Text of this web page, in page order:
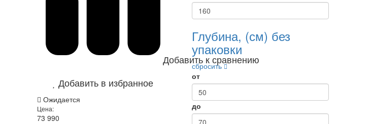
Добавить к сравнению
Добавить в избранное
Ожидается
Цена:
73 990
Глубина, (см) без
упаковки
сбросить
от
до